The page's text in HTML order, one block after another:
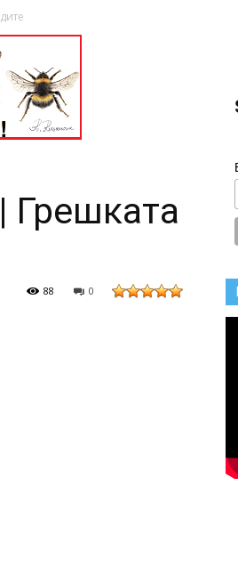
Грешката
0
88